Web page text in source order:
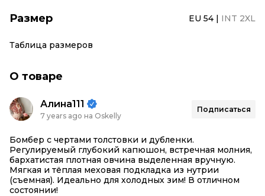
Размер EU 54 | INT 2XL
Таблица размеров
О товаре
Алина111
7 years ago на Oskelly
Подписаться
Бомбер с чертами толстовки и дубленки.
Регулируемый глубокий капюшон, встречная молния,
бархатистая плотная овчина выделенная вручную.
Мягкая и тёплая меховая подкладка из нутрии
(съемная). Идеально для холодных зим! В отличном
состоянии!